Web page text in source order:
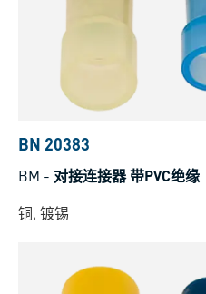
BN 20383
BM - 对接连接器 带PVC绝缘
铜, 镀锡